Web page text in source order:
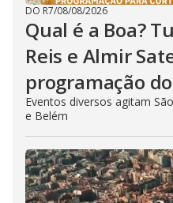
DO R7/08/08/2026
Qual é a Boa?
Reis e Almir
programação
Eventos diversos agitam
e Belém